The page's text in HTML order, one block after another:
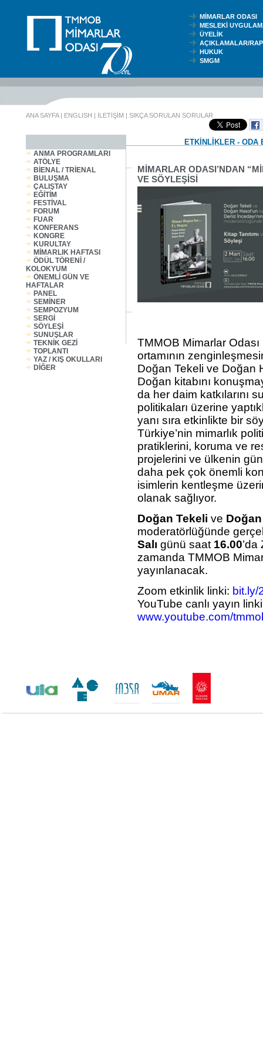
MİMARLAR ODASI
MESLEKİ
ÜYELİK
AÇIKLAMALAR/
HUKUK
SMGM
ANA SAYFA| ENGLISH | İLETİŞİM | SIKÇA SORULAN SORULAR
ANMA PROGRAMLARI
ATÖLYE
BİENAL / TRİENAL
BULUŞMA
ÇALIŞTAY
EĞİTİM
FESTİVAL
FORUM
FUAR
KONFERANS
KONGRE
KURULTAY
MİMARLIK HAFTASI
ÖDÜL TÖRENİ /
KOLOKYUM
ÖNEMLİ GÜN VE
HAFTALAR
PANEL
SEMİNER
SEMPOZYUM
SERGİ
SÖYLEŞİ
SUNUŞLAR
TEKNİK GEZİ
TOPLANTI
YAZ / KIŞ OKULLARI
DİĞER
ETKİNLİKLER - ODA
MİMARLAR ODASI’NDAN
VE SÖYLEŞİSİ
TMMOB Mimarlar
ortamının
Doğan Tekeli ve Doğan
Doğan kitabını
da her daim katkılarını
politikaları üzerine
yanı sıra etkinlikte bir
Türkiye’nin mimarlık
pratiklerini, koruma ve
projelerini ve ülkenin
daha pek çok önemli
isimlerin kentleşme
olanak sağlıyor.
Doğan Tekeli ve
moderatörlüğünde
Salı günü saat 16.00
zamanda TMMOB
yayınlanacak.
Zoom etkinlik linki: bit.ly/
YouTube canlı yayın
www.youtube.com/